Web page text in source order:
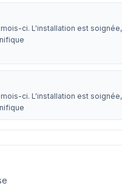
ci. L'installation est
ci. L'installation est